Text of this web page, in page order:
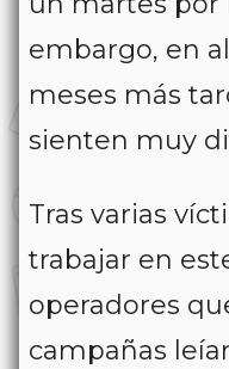
embargo, en
meses más
sienten muy
Tras varias
trabajar en
operadores
campañas